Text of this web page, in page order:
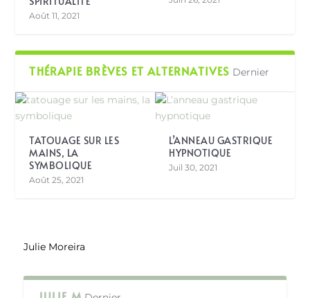
Août 11, 2021
THÉRAPIE BRÈVES ET ALTERNATIVES Dernier
TATOUAGE SUR LES
MAINS, LA
SYMBOLIQUE
Août 25, 2021
L’ANNEAU GASTRIQUE
HYPNOTIQUE
Juil 30, 2021
Julie Moreira